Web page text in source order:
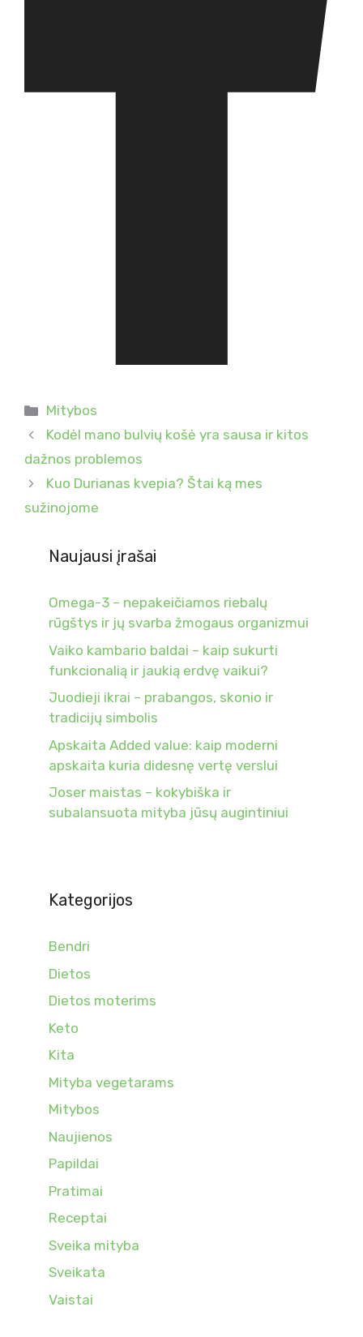
Kategorijos
Mitybos
Kodėl mano bulvių košė yra sausa ir kitos
dažnos problemos
Kuo Durianas kvepia? Štai ką mes
sužinojome
Naujausi įrašai
Omega-3 – nepakeičiamos riebalų
rūgštys ir jų svarba žmogaus organizmui
Vaiko kambario baldai – kaip sukurti
funkcionalią ir jaukią erdvę vaikui?
Juodieji ikrai – prabangos, skonio ir
tradicijų simbolis
Apskaita Added value: kaip moderni
apskaita kuria didesnę vertę verslui
Joser maistas – kokybiška ir
subalansuota mityba jūsų augintiniui
Kategorijos
Bendri
Dietos
Dietos moterims
Keto
Kita
Mityba vegetarams
Mitybos
Naujienos
Papildai
Pratimai
Receptai
Sveika mityba
Sveikata
Vaistai